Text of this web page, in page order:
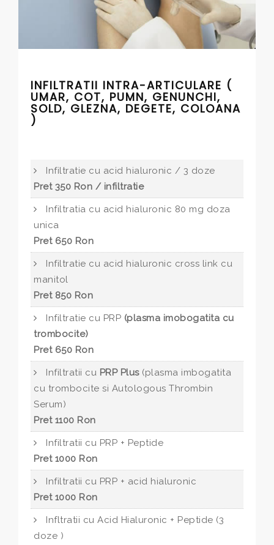
INFILTRATII INTRA-ARTICULARE (
UMAR, COT, PUMN, GENUNCHI,
SOLD, GLEZNA, DEGETE, COLOANA
)
Infiltratie cu acid hialuronic / 3 doze
Pret 350 Ron / infiltratie
Infiltratia cu acid hialuronic 80 mg doza
unica
Pret 650 Ron
Infiltratie cu acid hialuronic cross link cu
manitol
Pret 850 Ron
Infiltratie cu PRP (plasma imobogatita cu
trombocite)
Pret 650 Ron
Infiltratii cu PRP Plus(plasma imbogatita
cu trombocite si Autologous Thrombin
Serum)
Pret 1100 Ron
Infiltratii cu PRP + Peptide
Pret 1000 Ron
Infiltratii cu PRP + acid hialuronic
Pret 1000 Ron
Infltratii cu Acid Hialuronic + Peptide (3
doze )